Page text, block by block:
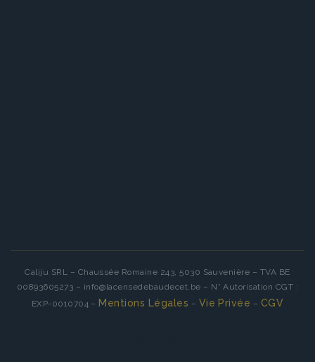
Caliju SRL – Chaussée Romaine 243, 5030 Sauvenière – TVA BE
00893605273 – info@lacensedebaudecet.be – N° Autorisation CGT :
EXP-0010704 – Mentions Légales – Vie Privée – CGV